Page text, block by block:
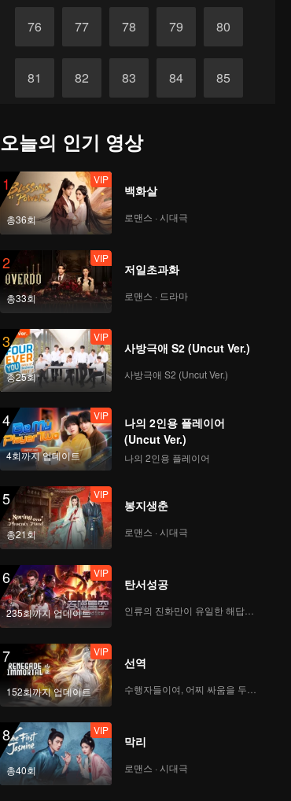
76 77 78 79 80
81 82 83 84 85
오늘의 인기 영상
1
총36회
VIP
백화살
로맨스 · 시대극
2
총33회
VIP
저일초과화
로맨스 · 드라마
3
총25회
VIP
사방극애 S2 (Uncut Ver.)
사방극애 S2 (Uncut Ver.)
4
4회까지 업데이트
VIP
나의 2인용 플레이어
(Uncut Ver.)
나의 2인용 플레이어
5
총21회
VIP
봉지생춘
로맨스 · 시대극
6
235회까지 업데이트
VIP
탄서성공
인류의 진화만이 유일한 해답이다
7
152회까지 업데이트
VIP
선역
8
총40회
VIP
막리
로맨스 · 시대극